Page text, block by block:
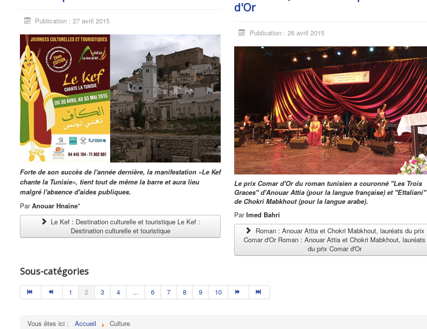
Publication : 27 avril 2015
Forte de son succès de l'année dernière, la manifestation «Le Kef
chante la Tunisie», tient tout de même la barre et aura lieu
malgré l'absence d'aides publiques.
ParAnouar Hnaïne*
Le Kef : Destination culturelle et touristique Le Kef :
Destination culturelle et touristique
d'Or
Publication : 26 avril 2015
Le prix Comar d'Or du roman tunisien a couronné ''Les Trois
Graces'' d'Anouar Attia (pour la langue française) et ''Ettaliani''
de Chokri Mabkhout (pour la langue arabe).
ParImed Bahri
Roman : Anouar Attia et Chokri Mabkhout, lauréats du prix
Comar d'Or Roman : Anouar Attia et Chokri Mabkhout, lauréats
du prix Comar d'Or
Sous-catégories
1 2 3 4 ... 6 7 8 9 10
Vous êtes ici : Accueil Culture